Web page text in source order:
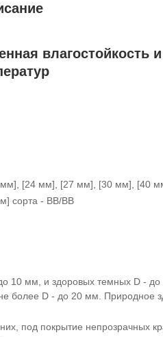
влагостойкость и
мм] [24 мм] [27 мм] [30 мм], [40
сорта - ВВ/ВВ
10 мм, и здоровых темных D -
более D - до 20 мм. Природное
под покрытие непрозрачных